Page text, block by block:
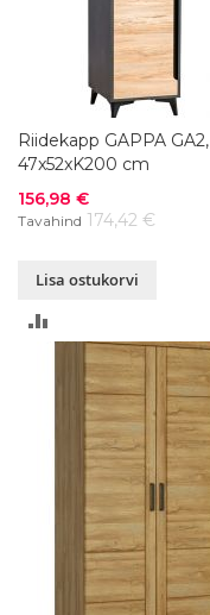
Riidekapp GAPPA GA2,
47x52xK200 cm
Soodushind
156,98 €
Tavahind 174,42 €
Lisa ostukorvi
VÕRDLUSESSE